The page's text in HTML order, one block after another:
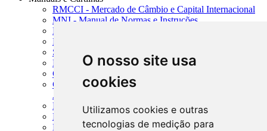
O nosso site usa
cookies
Utilizamos cookies e outras
tecnologias de medição para
RMCCI - Mercado de Câmbio e Capital Internacional
MNI - Manual de Normas e Instruções
MTVM - Manual de Títulos e Valores Mobiliários
MCR - Manual de Crédito Rural
SISORF - Manual de Organização do SFN
MASUP - Manual de Supervisão Bancária
CADOC - Catálogo de Documentos
CNAE-CONCLA - Classificação Nacional de
Atividades Econômicas
PMF - Cartilhas do BCB
Manuais Auxiliares do BCB e Cosif-e
Resenhas Diárias Governamentais